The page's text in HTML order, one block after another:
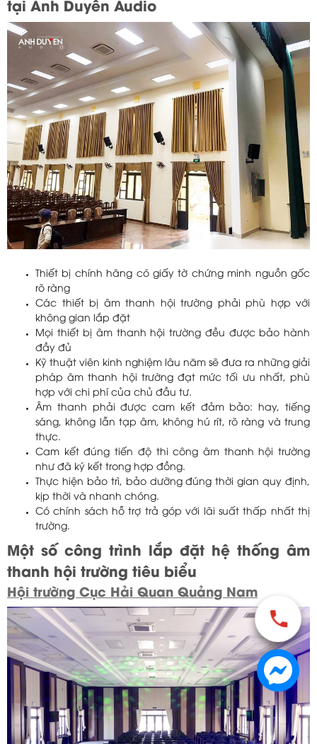
tại Anh Duyên Audio
Thiết bị chính hãng có giấy tờ chứng minh nguồn gốc
rõ ràng
Các thiết bị âm thanh hội trường phải phù hợp với
không gian lắp đặt
Mọi thiết bị âm thanh hội trường đều được bảo hành
đầy đủ
Kỹ thuật viên kinh nghiệm lâu năm sẽ đưa ra những giải
pháp âm thanh hội trường đạt mức tối ưu nhất, phù
hợp với chi phí của chủ đầu tư.
Âm thanh phải được cam kết đảm bảo: hay, tiếng
sáng, không lẫn tạp âm, không hú rít, rõ ràng và trung
thực.
Cam kết đúng tiến độ thi công âm thanh hội trường
như đã ký kết trong hợp đồng.
Thực hiện bảo trì, bảo dưỡng đúng thời gian quy định,
kịp thời và nhanh chóng.
Có chính sách hỗ trợ trả góp với lãi suất thấp nhất thị
trường.
Một số công trình lắp đặt hệ thống âm
thanh hội trường tiêu biểu
Hội trường Cục Hải Quan Quảng Nam